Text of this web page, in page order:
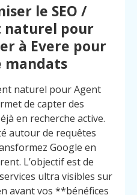
le SEO /
naturel pour
à Evere pour
mandats
naturel pour Agent
de capter des
en recherche active.
autour de requêtes
Google en
L’objectif est de
ultra visibles sur
avant vos **bénéfices